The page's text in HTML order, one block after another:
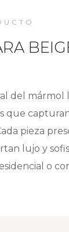
del mármol
que
pieza
lujo y
o